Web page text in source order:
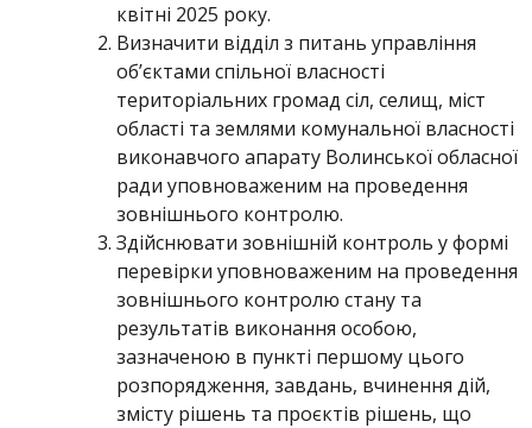
квітні 2025 року.
Визначити відділ з питань управління
об’єктами спільної власності
територіальних громад сіл, селищ, міст
області та землями комунальної власності
виконавчого апарату Волинської обласної
ради уповноваженим на проведення
зовнішнього контролю.
Здійснювати зовнішній контроль у формі
перевірки уповноваженим на проведення
зовнішнього контролю стану та
результатів виконання особою,
зазначеною в пункті першому цього
розпорядження, завдань, вчинення дій,
змісту рішень та проєктів рішень, що